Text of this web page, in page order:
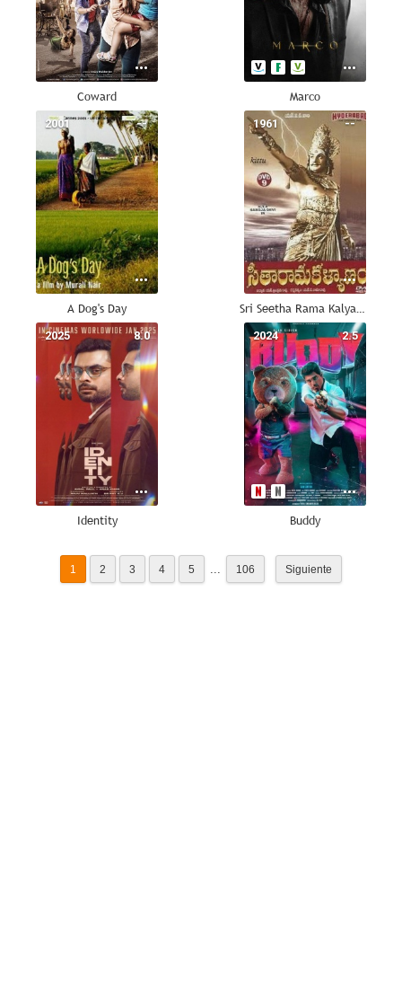
Coward Marco
--
2001
A Dog's Day
--
1961
Sri Seetha Rama Kalyanam
8.0
2025
Identity
2.5
2024
Buddy
1 2 3 4 5 ... 106 Siguiente